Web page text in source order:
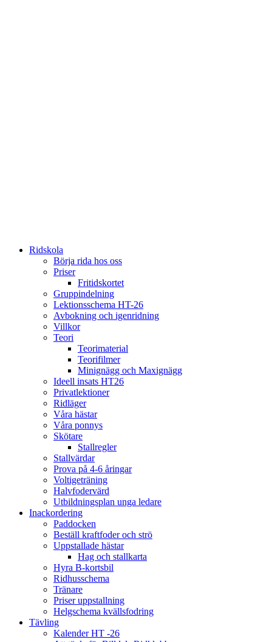
Ridskola
Börja rida hos oss
Priser
Fritidskortet
Gruppindelning
Lektionsschema HT-26
Avbokning och igenridning
Villkor
Teori
Teorimaterial
Teorifilmer
Minignägg och Maxignägg
Ideell insats HT26
Privatlektioner
Ridläger
Våra hästar
Våra ponnys
Skötare
Stallregler
Stallvärdar
Prova på 4-6 åringar
Voltigeträning
Halvfodervärd
Utbildningsplan unga ledare
Inackordering
Paddocken
Beställ kraftfoder och strö
Uppstallade hästar
Hag och stallkarta
Hyra B-kortsbil
Ridhusschema
Tränare
Priser uppstallning
Helgschema kvällsfodring
Tävling
Kalender HT -26